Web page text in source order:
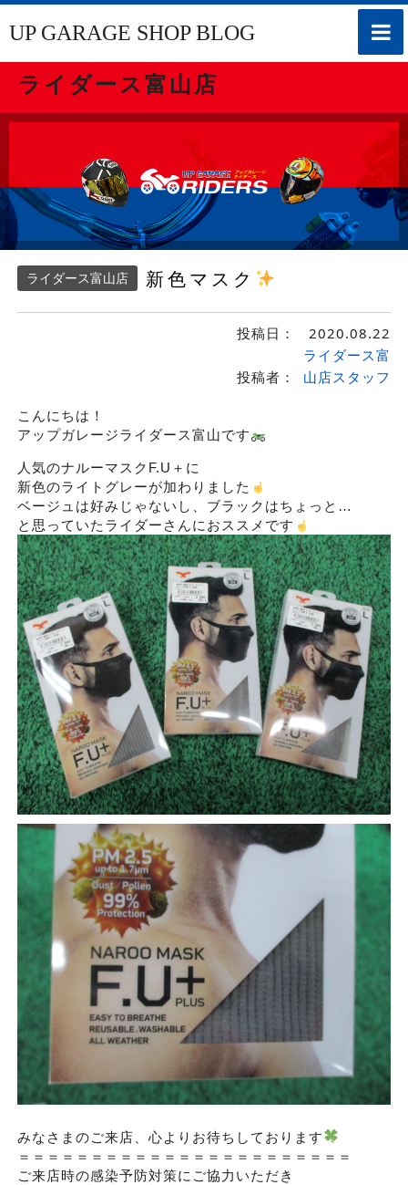
toggle
UP GARAGE SHOP BLOG
ライダース富山店
ライダース富山店 新色マスク
投稿日： 2020.08.22
投稿者：
ライダース富
山店スタッフ
こんにちは！
アップガレージライダース富山です
人気のナルーマスクF.U＋に
新色のライトグレーが加わりました
ベージュは好みじゃないし、ブラックはちょっと…
と思っていたライダーさんにおススメです
みなさまのご来店、心よりお待ちしております
＝＝＝＝＝＝＝＝＝＝＝＝＝＝＝＝＝＝＝＝＝＝＝
ご来店時の感染予防対策にご協力いただき